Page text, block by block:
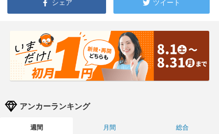
シェア ツイート
アンカーランキング
週間 月間
総合